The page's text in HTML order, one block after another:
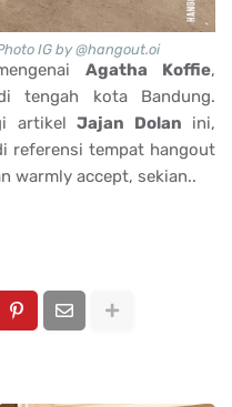
IG by @hangout.oi
Agatha Koffie,
tengah kota Bandung.
artikel Jajan Dolan ini,
referensi tempat hangout
warmly accept, sekian..